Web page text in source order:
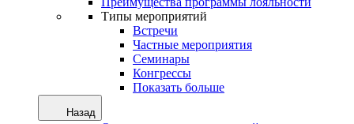
Типы мероприятий
Встречи
Частные мероприятия
Семинары
Конгрессы
Показать больше
Назад